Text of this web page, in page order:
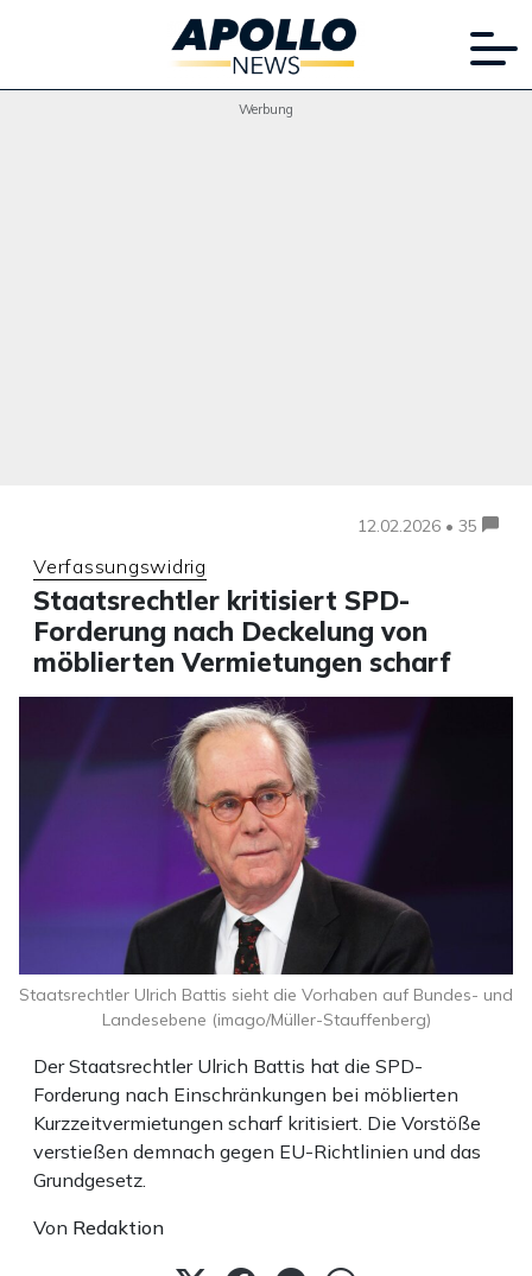
Werbung
12.02.2026 • 35
Verfassungswidrig
Staatsrechtler kritisiert SPD-
Forderung nach Deckelung von
möblierten Vermietungen scharf
Der Staatsrechtler Ulrich Battis hat die SPD-
Forderung nach Einschränkungen bei möblierten
Kurzzeitvermietungen scharf kritisiert. Die Vorstöße
verstießen demnach gegen EU-Richtlinien und das
Grundgesetz.
Von Redaktion
Staatsrechtler Ulrich Battis sieht die Vorhaben auf Bundes- und
Landesebene (imago/Müller-Stauffenberg)